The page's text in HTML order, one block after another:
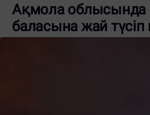
Ақмола облысында
баласына жай